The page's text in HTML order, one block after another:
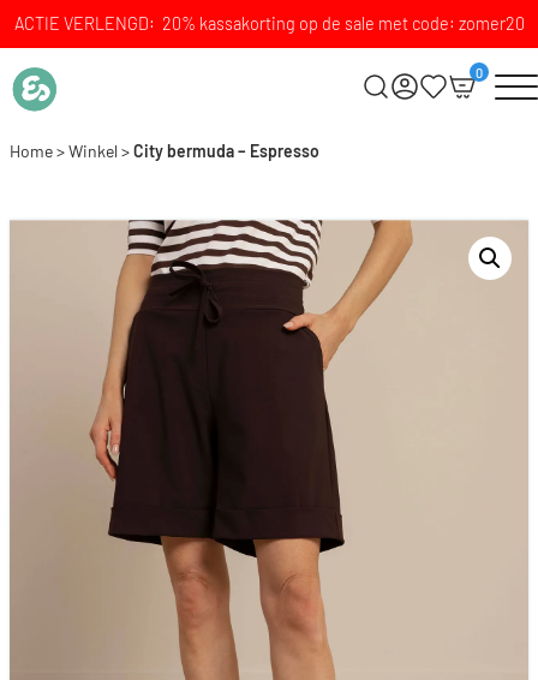
ACTIE VERLENGD: 20% kassakorting op de sale met code: zomer20
0
Home>Winkel>City bermuda – Espresso